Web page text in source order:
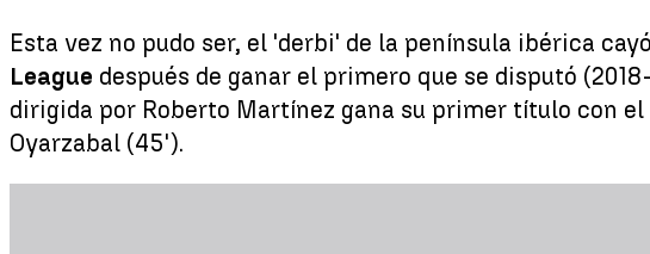
Esta vez no pudo ser, el 'derbi' de la península ibérica
League después de ganar el primero que se disputó
dirigida por Roberto Martínez gana su primer título con
Oyarzabal (45').